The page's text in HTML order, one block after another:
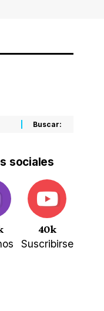
sociales
40k
Suscribirse